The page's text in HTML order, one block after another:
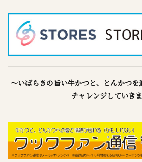
～いばらきの旨い牛かつと、とんかつ
チャレンジしていき